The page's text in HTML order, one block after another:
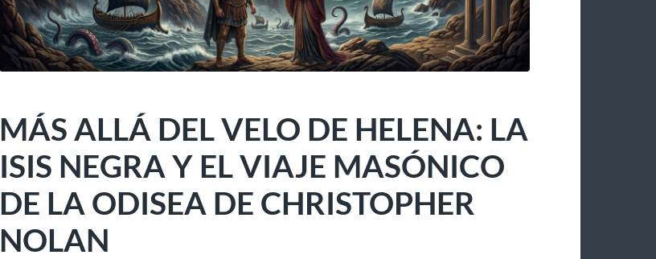
MÁS ALLÁ DEL VELO DE HELENA: LA
ISIS NEGRA Y EL VIAJE MASÓNICO
DE LA ODISEA DE CHRISTOPHER
NOLAN